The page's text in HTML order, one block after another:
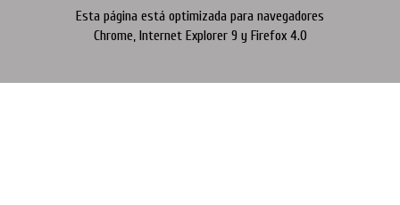
Esta página está optimizada para navegadores
Chrome, Internet Explorer 9 y Firefox 4.0